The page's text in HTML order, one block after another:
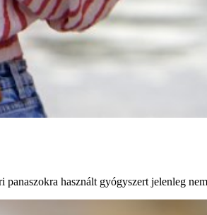
használt gyógyszert jelenleg